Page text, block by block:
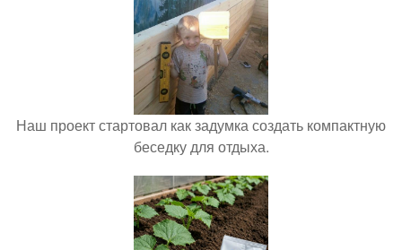
Наш проект стартовал как задумка создать компактную
беседку для отдыха.